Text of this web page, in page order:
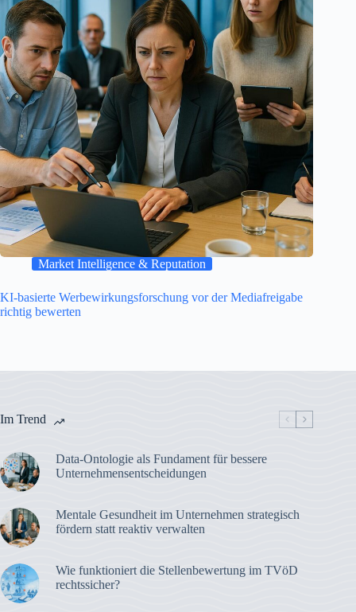
Market Intelligence & Reputation
KI-basierte Werbewirkungsforschung vor der Mediafreigabe
richtig bewerten
Im Trend
Data-Ontologie als Fundament für bessere
Unternehmensentscheidungen
Mentale Gesundheit im Unternehmen strategisch
fördern statt reaktiv verwalten
Wie funktioniert die Stellenbewertung im TVöD
rechtssicher?